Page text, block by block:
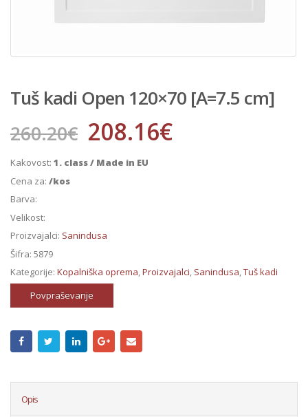
Tuš kadi Open 120×70 [A=7.5 cm]
260.20€ 208.16€
Kakovost: 1. class / Made in EU
Cena za: /kos
Barva:
Velikost:
Proizvajalci: Sanindusa
Šifra: 5879
Kategorije: Kopalniška oprema,Proizvajalci, Sanindusa,Tuš kadi
Povpraševanje
Opis